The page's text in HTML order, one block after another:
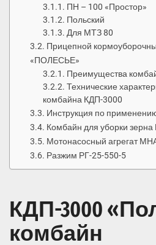
ПН – 100 «Простор»
Польский
Для МТЗ 80
Прицепной
«ПОЛЕСЬЕ»
Преимущества
Технические
комбайна КДП-3000
Инструкция по
Комбайн для уборки
Мотонасосный агрегат
Разжим РГ-25-550-5
КДП-3000
комбайн